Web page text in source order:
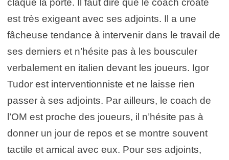
claqué la porte. Il faut dire que le coach croate
est très exigeant avec ses adjoints. Il a une
fâcheuse tendance à intervenir dans le travail de
ses derniers et n’hésite pas à les bousculer
verbalement en italien devant les joueurs. Igor
Tudor est interventionniste et ne laisse rien
passer à ses adjoints. Par ailleurs, le coach de
l’OM est proche des joueurs, il n’hésite pas à
donner un jour de repos et se montre souvent
tactile et amical avec eux. Pour ses adjoints,